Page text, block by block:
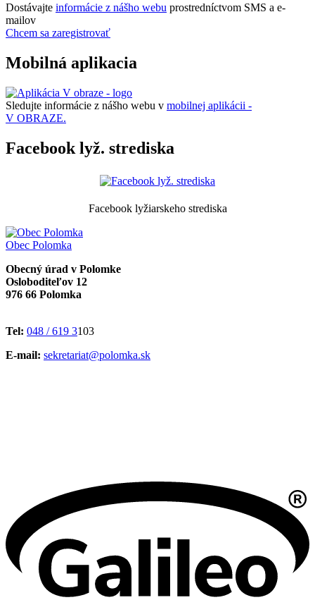
Dostávajte informácie z nášho webu prostredníctvom SMS a e-
mailov
Chcem sa zaregistrovať
Mobilná aplikacia
Sledujte informácie z nášho webu v mobilnej aplikácii -
V OBRAZE.
Facebook lyž. strediska
Facebook lyžiarskeho strediska
Obec Polomka
Obecný úrad v Polomke
Osloboditeľov 12
976 66 Polomka
Tel: 048 / 619 3103
E-mail: sekretariat@polomka.sk